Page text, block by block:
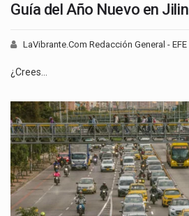
Guía del Año Nuevo en Jilin
LaVibrante.Com Redacción General - EFE
¿Crees…